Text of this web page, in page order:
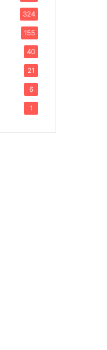
324
155
40
21
6
1